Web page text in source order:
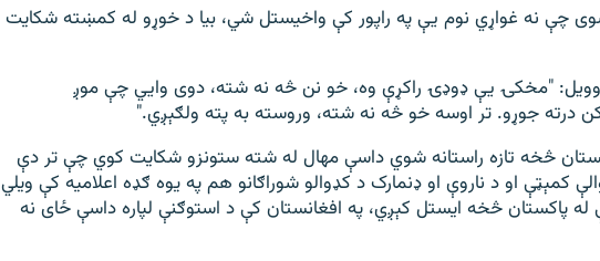
چې نه غواړي نوم یې په راپور کې واخیستل شي، بیا د خوړو له کمښته شکایت
وویل: "مخکۍ یې ډوډۍ راکړې وه، خو نن څه نه شته، دوی وايي چې موږ
درته جوړو. تر اوسه خو څه نه شته، وروسته به پته ولګېږي."
څخه تازه راستانه شوي داسې مهال له شته ستونزو شکایت کوي چې تر دې
کمېټې او د ناروې او ډنمارک د کډوالو شوراګانو هم په یوه ګډه اعلامیه کې ویلي
له پاکستان څخه ایستل کېږي، په افغانستان کې د استوګنې لپاره داسې ځای نه